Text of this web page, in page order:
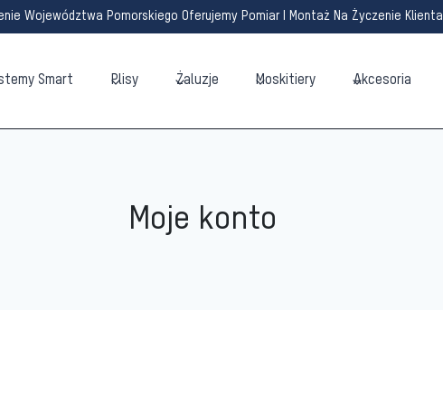
Województwa Pomorskiego Oferujemy Pomiar I Montaż Na Życzenie Klienta
Smart Plisy Żaluzje Moskitiery Akcesoria
Moje konto